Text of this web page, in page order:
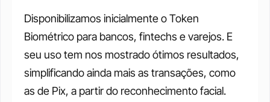
Disponibilizamos inicialmente o Token
Biométrico para bancos, fintechs e varejos. E
seu uso tem nos mostrado ótimos resultados,
simplificando ainda mais as transações, como
as de Pix, a partir do reconhecimento facial.